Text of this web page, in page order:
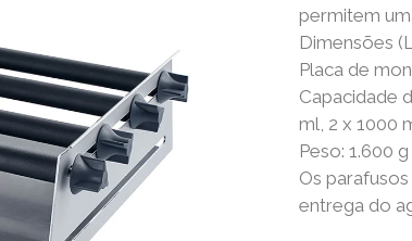
permitem
Dimensões
Placa de
Capacidade
ml, 2 x 1000
Peso: 1.600 g
Os
entrega do